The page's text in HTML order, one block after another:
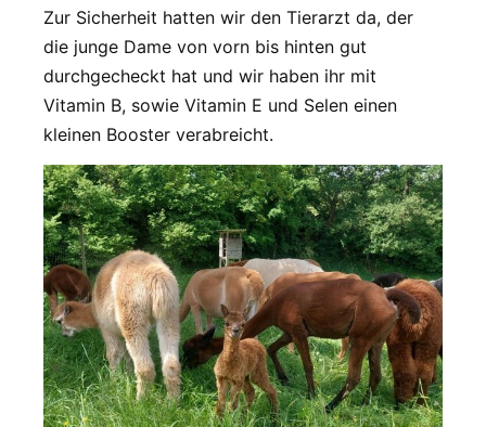
Zur Sicherheit hatten wir den Tierarzt da, der
die junge Dame von vorn bis hinten gut
durchgecheckt hat und wir haben ihr mit
Vitamin B, sowie Vitamin E und Selen einen
kleinen Booster verabreicht.